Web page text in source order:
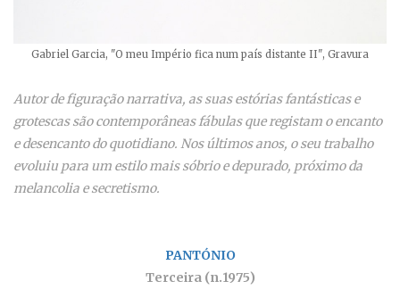
Gabriel Garcia, "O meu Império fica num país distante II", Gravura
Autor de figuração narrativa, as suas estórias fantásticas e
grotescas são contemporâneas fábulas que registam o encanto
e desencanto do quotidiano. Nos últimos anos, o seu trabalho
evoluiu para um estilo mais sóbrio e depurado, próximo da
melancolia e secretismo.
PANTÓNIO
Terceira (n.1975)